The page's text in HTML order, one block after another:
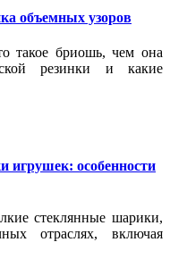
объемных узоров
такое бриошь, чем она
резинки и какие
игрушек: особенности
стеклянные шарики,
отраслях, включая